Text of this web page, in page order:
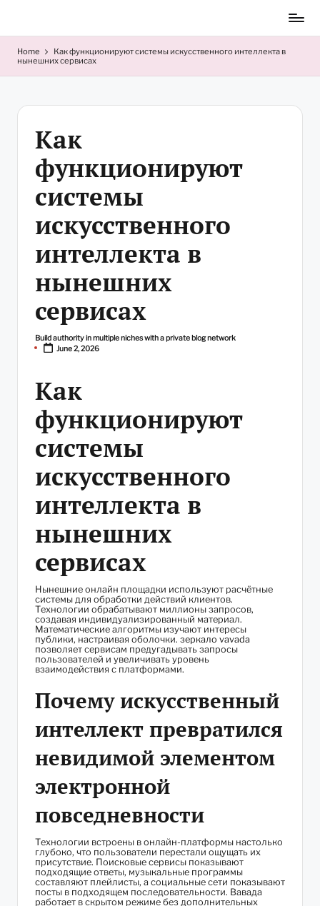
to
content
Home
Как функционируют системы искусственного интеллекта в
нынешних сервисах
Как
функционируют
системы
искусственного
интеллекта в
нынешних
сервисах
Posted
by
Build authority in multiple niches with a private blog network
June 2, 2026
Как
функционируют
системы
искусственного
интеллекта в
нынешних
сервисах
Нынешние онлайн площадки используют расчётные
системы для обработки действий клиентов.
Технологии обрабатывают миллионы запросов,
создавая индивидуализированный материал.
Математические алгоритмы изучают интересы
публики, настраивая оболочки. зеркало vavada
позволяет сервисам предугадывать запросы
пользователей и увеличивать уровень
взаимодействия с платформами.
Почему искусственный
интеллект превратился
невидимой элементом
электронной
повседневности
Технологии встроены в онлайн-платформы настолько
глубоко, что пользователи перестали ощущать их
присутствие. Поисковые сервисы показывают
подходящие ответы, музыкальные программы
составляют плейлисты, а социальные сети показывают
посты в подходящем последовательности. Вавада
работает в скрытом режиме без дополнительных